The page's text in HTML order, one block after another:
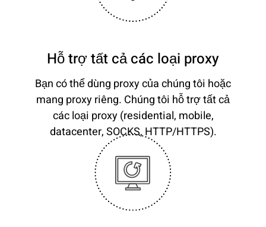
Hỗ trợ tất cả các loại proxy
Bạn có thể dùng proxy của chúng tôi hoặc
mang proxy riêng. Chúng tôi hỗ trợ tất cả
các loại proxy (residential, mobile,
datacenter, SOCKS, HTTP/HTTPS).